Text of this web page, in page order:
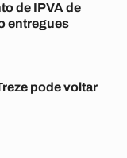
de IPVA de
entregues
pode voltar